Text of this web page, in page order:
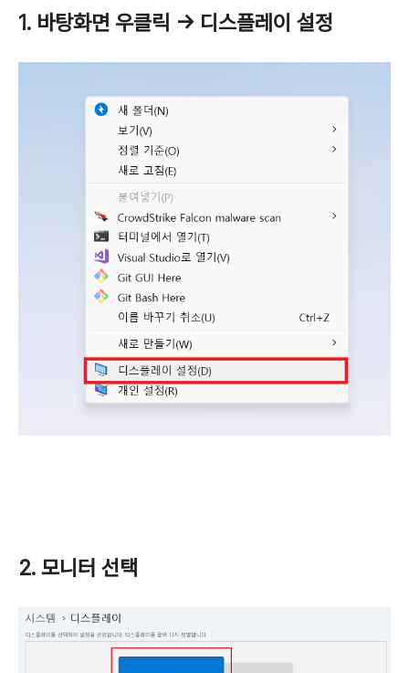
1. 바탕화면 우클릭 -> 디스플레이 설정
2. 모니터 선택